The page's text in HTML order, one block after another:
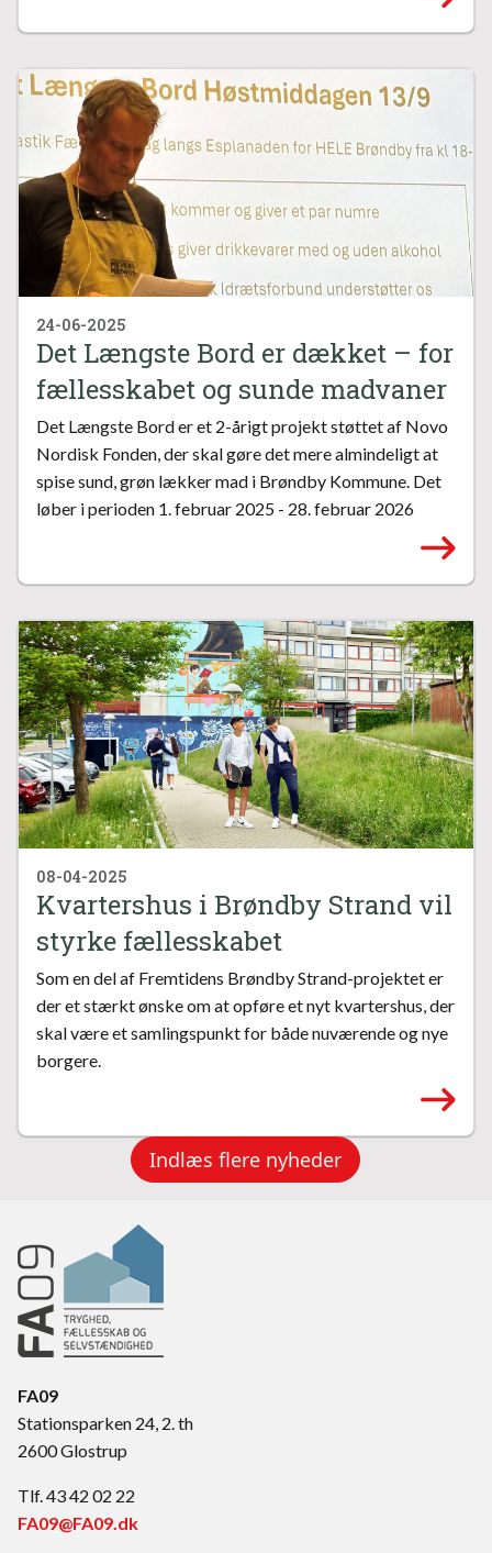
24-06-2025
Det Længste Bord er dækket – for
fællesskabet og sunde madvaner
Det Længste Bord er et 2-årigt projekt støttet af Novo
Nordisk Fonden, der skal gøre det mere almindeligt at
spise sund, grøn lækker mad i Brøndby Kommune. Det
løber i perioden 1. februar 2025 - 28. februar 2026
08-04-2025
Kvartershus i Brøndby Strand vil
styrke fællesskabet
Som en del af Fremtidens Brøndby Strand-projektet er
der et stærkt ønske om at opføre et nyt kvartershus, der
skal være et samlingspunkt for både nuværende og nye
borgere.
Indlæs flere nyheder
FA09
Stationsparken 24, 2. th
2600 Glostrup
Tlf. 43 42 02 22
FA09@FA09.dk